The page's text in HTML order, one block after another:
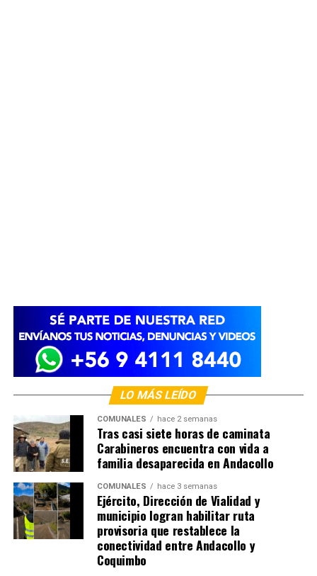
LO MÁS LEÍDO
COMUNALES hace 2 semanas
Tras casi siete horas de caminata
Carabineros encuentra con vida a
familia desaparecida en Andacollo
COMUNALES hace 3 semanas
Ejército, Dirección de Vialidad y
municipio logran habilitar ruta
provisoria que restablece la
conectividad entre Andacollo y
Coquimbo